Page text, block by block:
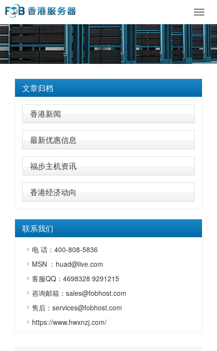
文章归档
香港新闻
最新优惠信息
福步主机资讯
香港经济动向
联系我们
电 话：400-808-5836
MSN ：huad@live.com
客服QQ：4698328 9291215
咨询邮箱：sales@fobhost.com
售后：services@fobhost.com
https://www.hwxnzj.com/